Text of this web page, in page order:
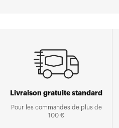
Livraison gratuite standard
Pour les commandes de plus de
100 €